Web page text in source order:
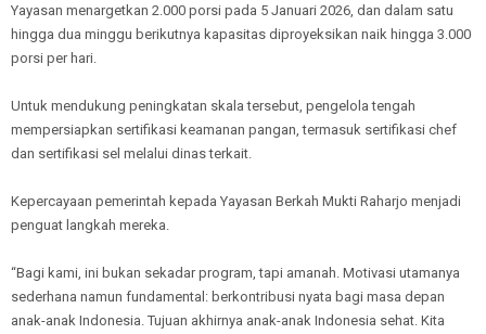
Yayasan menargetkan 2.000 porsi pada 5 Januari 2026, dan dalam satu
hingga dua minggu berikutnya kapasitas diproyeksikan naik hingga 3.000
porsi per hari.
Untuk mendukung peningkatan skala tersebut, pengelola tengah
mempersiapkan sertifikasi keamanan pangan, termasuk sertifikasi chef
dan sertifikasi sel melalui dinas terkait.
Kepercayaan pemerintah kepada Yayasan Berkah Mukti Raharjo menjadi
penguat langkah mereka.
“Bagi kami, ini bukan sekadar program, tapi amanah. Motivasi utamanya
sederhana namun fundamental: berkontribusi nyata bagi masa depan
anak-anak Indonesia. Tujuan akhirnya anak-anak Indonesia sehat. Kita